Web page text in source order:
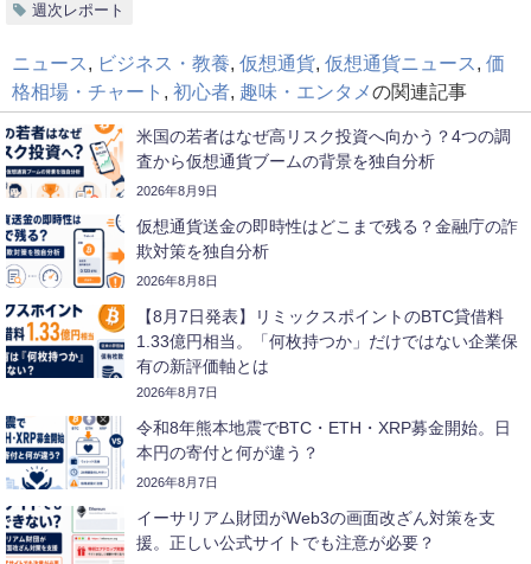
週次レポート
ニュース , ビジネス・教養, 仮想通貨, 仮想通貨ニュース , 価
格相場・チャート , 初心者, 趣味・エンタメの関連記事
米国の若者はなぜ高リスク投資へ向かう？4つの調
査から仮想通貨ブームの背景を独自分析
2026年8月9日
仮想通貨送金の即時性はどこまで残る？金融庁の詐
欺対策を独自分析
2026年8月8日
【8月7日発表】リミックスポイントのBTC貸借料
1.33億円相当。「何枚持つか」だけではない企業保
有の新評価軸とは
2026年8月7日
令和8年熊本地震でBTC・ETH・XRP募金開始。日
本円の寄付と何が違う？
2026年8月7日
イーサリアム財団がWeb3の画面改ざん対策を支
援。正しい公式サイトでも注意が必要？